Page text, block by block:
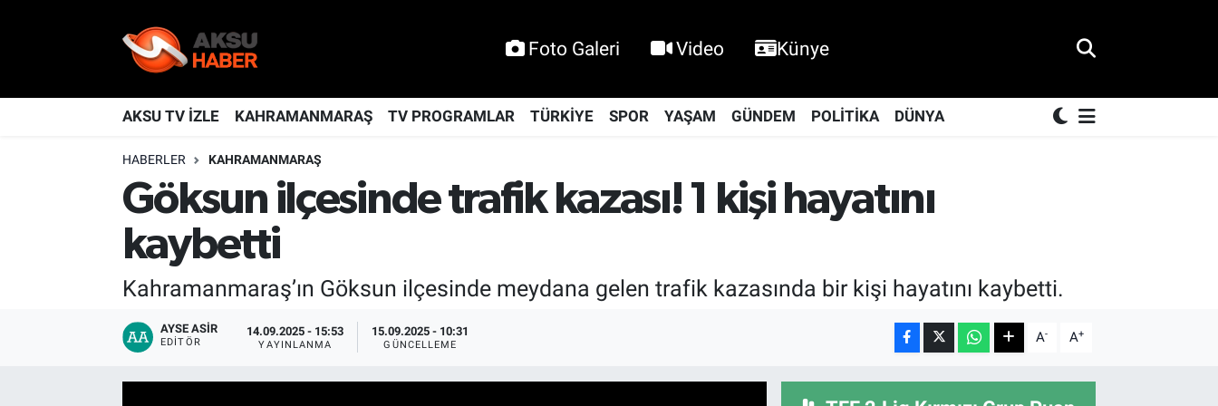
Foto Galeri Video Künye
AKSU TV İZLE KAHRAMANMARAŞ TV PROGRAMLAR TÜRKİYE SPOR YAŞAM GÜNDEM POLİTİKA DÜNYA
HABERLER KAHRAMANMARAŞ
Göksun ilçesinde trafik kazası! 1 kişi hayatını
kaybetti
Kahramanmaraş’ın Göksun ilçesinde meydana gelen trafik kazasında bir kişi hayatını kaybetti.
AYSE ASIR
EDITÖR
14.09.2025 - 15:53
YAYINLANMA
15.09.2025 - 10:31
GÜNCELLEME A- A+
KAHRAMANMARAŞ
Nöbetçi Eczaneler
Hava Durumu
Kahramanmaraş Namaz Vakitleri
Trafik Durumu
TFF 2.Lig Kırmızı Grup Puan Durumu ve Fikstür
Tüm Manşetler
Son Dakika Haberleri